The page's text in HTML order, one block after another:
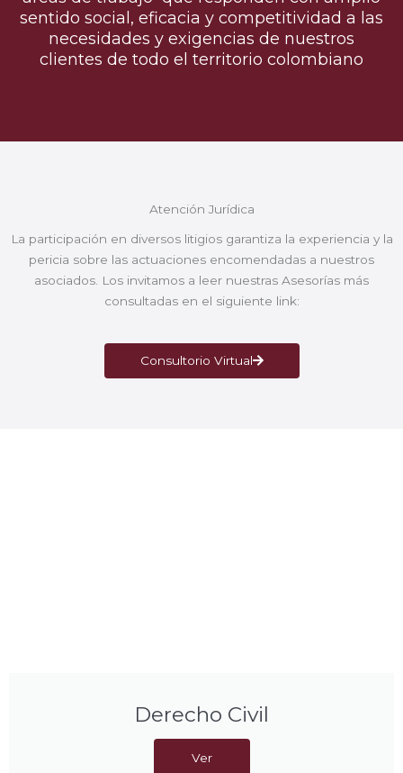
sentido social, eficacia y competitividad a las
necesidades y exigencias de nuestros
clientes de todo el territorio colombiano
Atención Jurídica
La participación en diversos litigios garantiza la experiencia y la
pericia sobre las actuaciones encomendadas a nuestros
asociados. Los invitamos a leer nuestras Asesorías más
consultadas en el siguiente link:
Consultorio Virtual
Derecho Civil
Ver